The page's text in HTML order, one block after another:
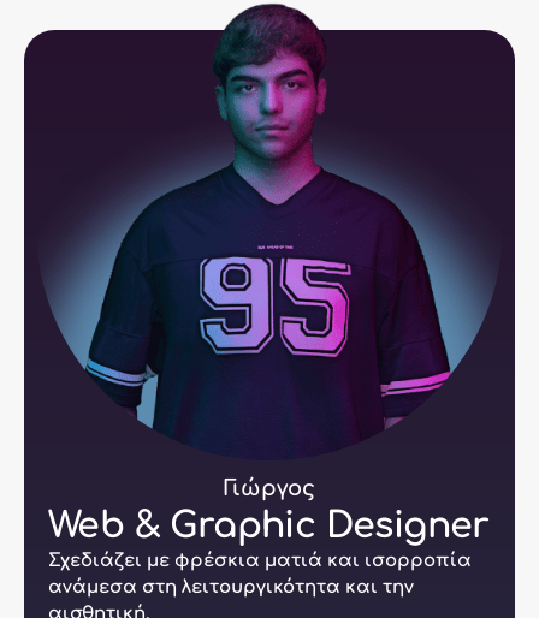
Γιώργος
Web & Graphic Designer
Σχεδιάζει με φρέσκια ματιά και ισορροπία
ανάμεσα στη λειτουργικότητα και την
αισθητική.